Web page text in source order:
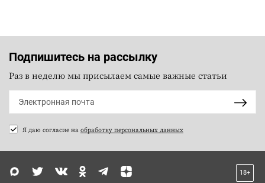
Подпишитесь на рассылку
Раз в неделю мы присылаем самые важные статьи
Я даю согласие на обработку персональных данных
18+